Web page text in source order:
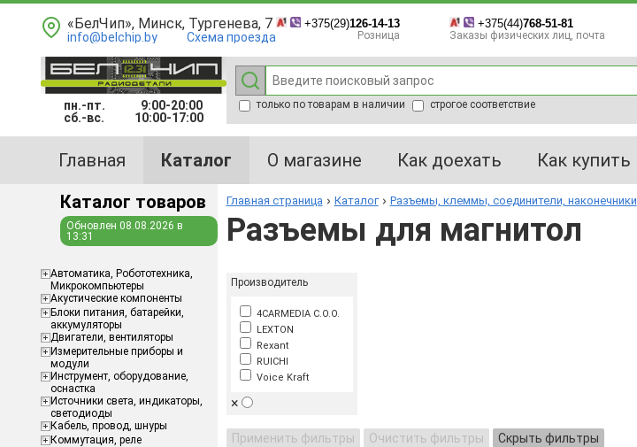
«БелЧип», Минск, Тургенева, 7
info@belchip.by Схема проезда
+375(29)126-14-13
Розница
+375(44)768-51-81
Заказы физических лиц, почта
пн.-пт.
9:00-20:00
сб.-вс.
10:00-17:00
только по товарам в наличии строгое соответствие
Главная Каталог О магазине Как доехать Как купить
Каталог товаров
Обновлен 08.08.2026 в
13:31
Aвтоматика, Робототехника,
Микрокомпьютеры
Акустические компоненты
Блоки питания, батарейки,
аккумуляторы
Двигатели, вентиляторы
Измерительные приборы и
модули
Инструмент, оборудование,
оснастка
Источники света, индикаторы,
светодиоды
Кабель, провод, шнуры
Коммутация, реле
Главная страница Каталог Разъемы, клеммы, соединители, наконечники
Разъемы для магнитол
Производитель
4CARMEDIA C.O.O.
LEXTON
Rexant
RUICHI
Voice Kraft
×
Применить фильтры Очистить фильтры Скрыть фильтры